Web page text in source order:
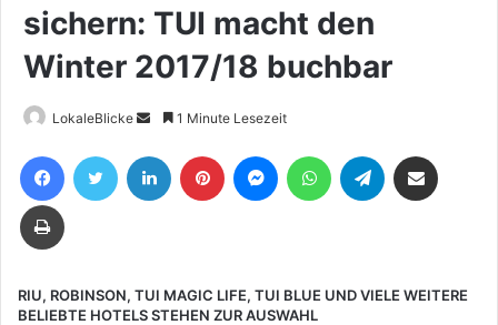
sichern: TUI macht den
Winter 2017/18 buchbar
LokaleBlicke
Sende
eine
E-
1 Minute Lesezeit
FacebookTwitter LinkedIn Pinterest MessengerWhatsAppTelegram
Drucken
RIU, ROBINSON, TUI MAGIC LIFE, TUI BLUE UND VIELE WEITERE
BELIEBTE HOTELS STEHEN ZUR AUSWAHL